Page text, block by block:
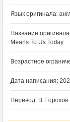
Язык оригинала:
Название
Means To Us Today
Возрастное
Дата написания:
Перевод: В. Горохов